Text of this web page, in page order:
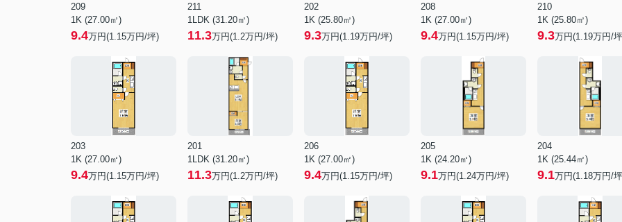
209
1K (27.00㎡)
9.4万円(1.15万円/坪)
211
1LDK (31.20㎡)
11.3万円(1.2万円/坪)
202
1K (25.80㎡)
9.3万円(1.19万円/坪)
208
1K (27.00㎡)
9.4万円(1.15万円/坪)
210
1K (25.80㎡)
9.3万円(1.19万円/
203
1K (27.00㎡)
9.4万円(1.15万円/坪)
201
1LDK (31.20㎡)
11.3万円(1.2万円/坪)
206
1K (27.00㎡)
9.4万円(1.15万円/坪)
205
1K (24.20㎡)
9.1万円(1.24万円/坪)
204
1K (25.44㎡)
9.1万円(1.18万円/